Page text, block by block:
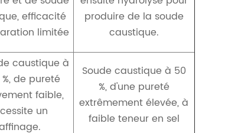
efficacité
limitée
produire de la soude
caustique.
caustique à
%, de pureté
faible,
un
Soude caustique à 50
%, d'une pureté
extrêmement élevée, à
faible teneur en sel